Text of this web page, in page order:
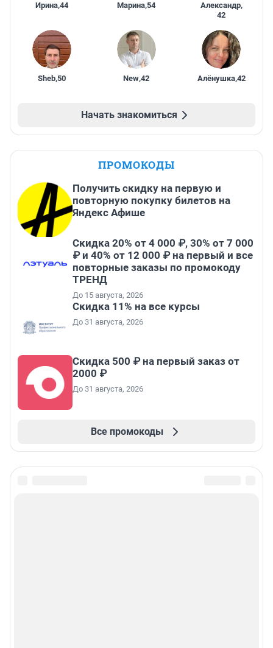
Ирина,44 Марина,54 Александр,
42
Sheb,50 New,42 Алёнушка,42
Начать знакомиться
ПРОМОКОДЫ
Получить скидку на первую и
повторную покупку билетов на
Яндекс Афише
Скидка 20% от 4 000 ₽, 30% от 7 000
₽ и 40% от 12 000 ₽ на первый и все
повторные заказы по промокоду
ТРЕНД
До 15 августа, 2026
Скидка 11% на все курсы
До 31 августа, 2026
Скидка 500 ₽ на первый заказ от
2000 ₽
До 31 августа, 2026
Все промокоды